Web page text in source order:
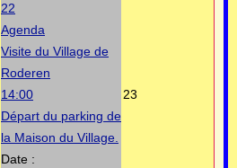
22
Agenda
Visite du Village de
Roderen
14:00
Départ du parking de
la Maison du Village.
Date :
23